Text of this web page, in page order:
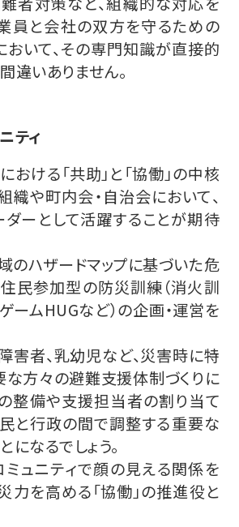
員と会社の双方を守るための
いて、その専門知識が直接的
違いありません。
ティ
おける「共助」と「協働」の中核
織や町内会・自治会において、
ーとして活躍することが期待
のハザードマップに基づいた危
民参加型の防災訓練（消火訓
ームHUGなど）の企画・運営を
害者、乳幼児など、災害時に特
方々の避難支援体制づくりに
整備や支援担当者の割り当て
と行政の間で調整する重要な
なるでしょう。
ュニティで顔の見える関係を
力を高める「協働」の推進役と